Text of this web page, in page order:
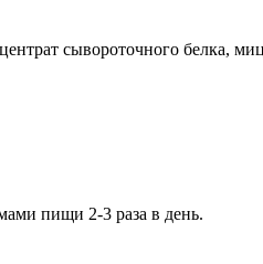
сывороточного белка,
пищи 2-3 раза в день.